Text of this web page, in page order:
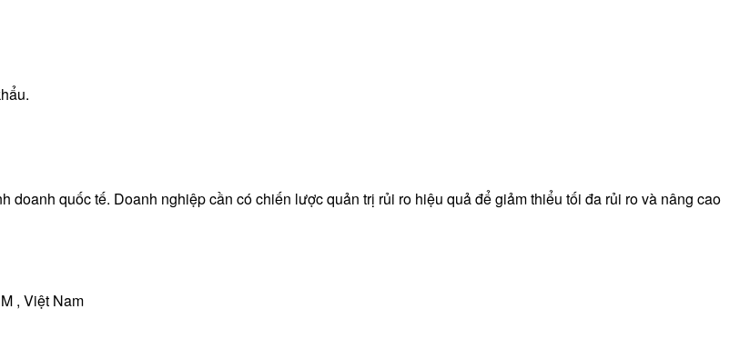
doanh quốc tế. Doanh nghiệp cần có chiến lược quản trị rủi ro hiệu quả để giảm thiểu tối đa rủi ro và nâng cao
, Việt Nam